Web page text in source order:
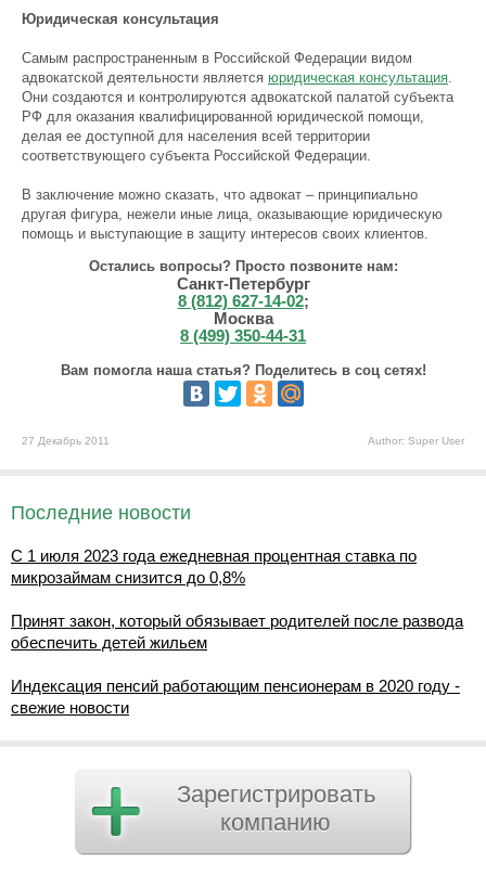
Юридическая консультация
Самым распространенным в Российской Федерации видом
адвокатской деятельности является юридическая консультация.
Они создаются и контролируются адвокатской палатой субъекта
РФ для оказания квалифицированной юридической помощи,
делая ее доступной для населения всей территории
соответствующего субъекта Российской Федерации.
В заключение можно сказать, что адвокат – принципиально
другая фигура, нежели иные лица, оказывающие юридическую
помощь и выступающие в защиту интересов своих клиентов.
Остались вопросы? Просто позвоните нам:
Санкт-Петербург
8 (812) 627-14-02;
Москва
8 (499) 350-44-31
Вам помогла наша статья? Поделитесь в соц сетях!
27 Декабрь 2011 Author: Super User
Последние новости
С 1 июля 2023 года ежедневная процентная ставка по
микрозаймам снизится до 0,8%
Принят закон, который обязывает родителей после развода
обеспечить детей жильем
Индексация пенсий работающим пенсионерам в 2020 году -
свежие новости
Зарегистрировать
компанию